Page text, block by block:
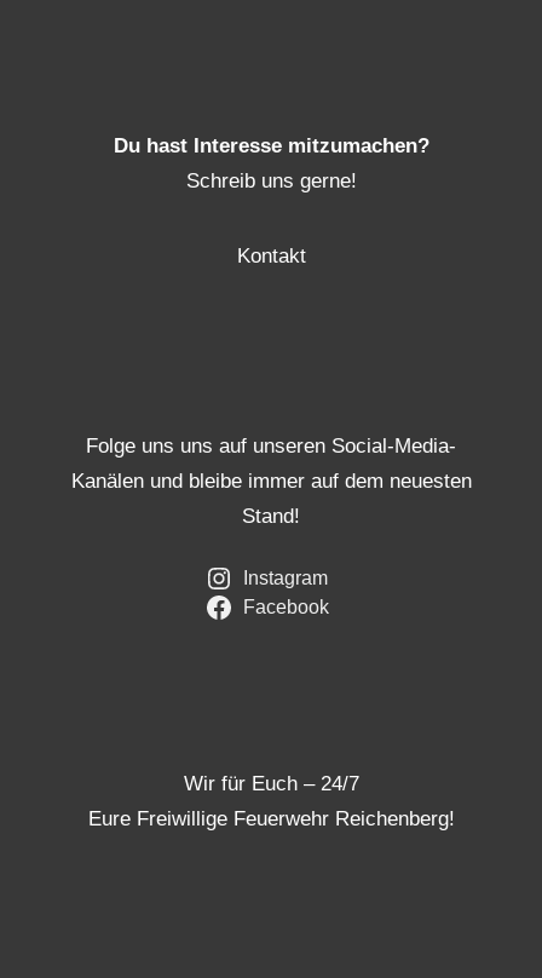
Du hast Interesse mitzumachen?
Schreib uns gerne!
Kontakt
Folge uns uns auf unseren Social-Media-
Kanälen und bleibe immer auf dem neuesten
Stand!
Instagram
Facebook
Wir für Euch – 24/7
Eure Freiwillige Feuerwehr Reichenberg!